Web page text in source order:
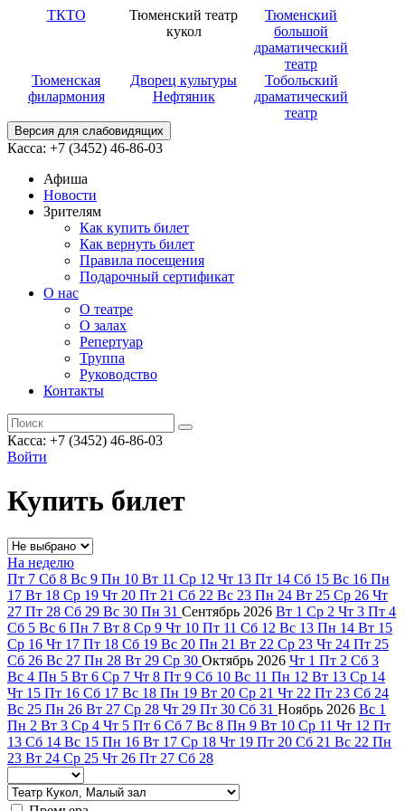
ТКТО
Тюменский театр
кукол
Тюменский
большой
драматический
театр
Тюменская
филармония
Дворец культуры
Нефтяник
Тобольский
драматический
театр
Версия для слабовидящих
Касса: +7 (3452) 46-86-03
Афиша
Новости
Зрителям
Как купить билет
Как вернуть билет
Правила посещения
Подарочный сертификат
О нас
О театре
О залах
Репертуар
Труппа
Руководство
Контакты
Касса: +7 (3452) 46-86-03
Войти
Купить билет
На неделю
Пт 7 Сб 8 Вс 9 Пн 10 Вт 11 Ср 12 Чт 13 Пт 14 Сб 15 Вс 16 Пн
17 Вт 18 Ср 19 Чт 20 Пт 21 Сб 22 Вс 23 Пн 24 Вт 25 Ср 26 Чт
27 Пт 28 Сб 29 Вс 30 Пн 31 Сентябрь 2026 Вт 1 Ср 2 Чт 3 Пт 4
Сб 5 Вс 6 Пн 7 Вт 8 Ср 9 Чт 10 Пт 11 Сб 12 Вс 13 Пн 14 Вт 15
Ср 16 Чт 17 Пт 18 Сб 19 Вс 20 Пн 21 Вт 22 Ср 23 Чт 24 Пт 25
Сб 26 Вс 27 Пн 28 Вт 29 Ср 30 Октябрь 2026 Чт 1 Пт 2 Сб 3
Вс 4 Пн 5 Вт 6 Ср 7 Чт 8 Пт 9 Сб 10 Вс 11 Пн 12 Вт 13 Ср 14
Чт 15 Пт 16 Сб 17 Вс 18 Пн 19 Вт 20 Ср 21 Чт 22 Пт 23 Сб 24
Вс 25 Пн 26 Вт 27 Ср 28 Чт 29 Пт 30 Сб 31 Ноябрь 2026 Вс 1
Пн 2 Вт 3 Ср 4 Чт 5 Пт 6 Сб 7 Вс 8 Пн 9 Вт 10 Ср 11 Чт 12 Пт
13 Сб 14 Вс 15 Пн 16 Вт 17 Ср 18 Чт 19 Пт 20 Сб 21 Вс 22 Пн
23 Вт 24 Ср 25 Чт 26 Пт 27 Сб 28